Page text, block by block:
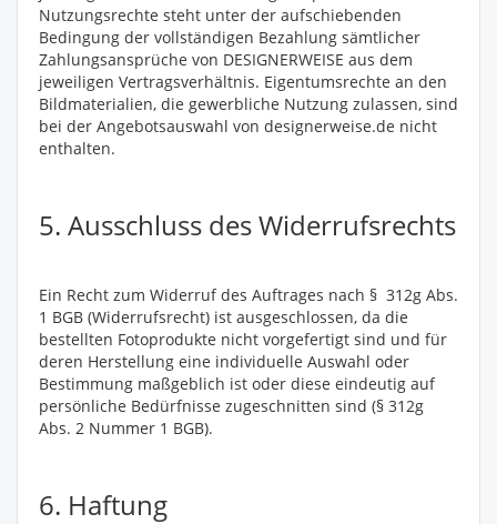
Nutzungsrechte steht unter der aufschiebenden
Bedingung der vollständigen Bezahlung sämtlicher
Zahlungsansprüche von DESIGNERWEISE aus dem
jeweiligen Vertragsverhältnis. Eigentumsrechte an den
Bildmaterialien, die gewerbliche Nutzung zulassen, sind
bei der Angebotsauswahl von designerweise.de nicht
enthalten.
5. Ausschluss des Widerrufsrechts
Ein Recht zum Widerruf des Auftrages nach § 312g Abs.
1 BGB (Widerrufsrecht) ist ausgeschlossen, da die
bestellten Fotoprodukte nicht vorgefertigt sind und für
deren Herstellung eine individuelle Auswahl oder
Bestimmung maßgeblich ist oder diese eindeutig auf
persönliche Bedürfnisse zugeschnitten sind (§ 312g
Abs. 2 Nummer 1 BGB).
6. Haftung